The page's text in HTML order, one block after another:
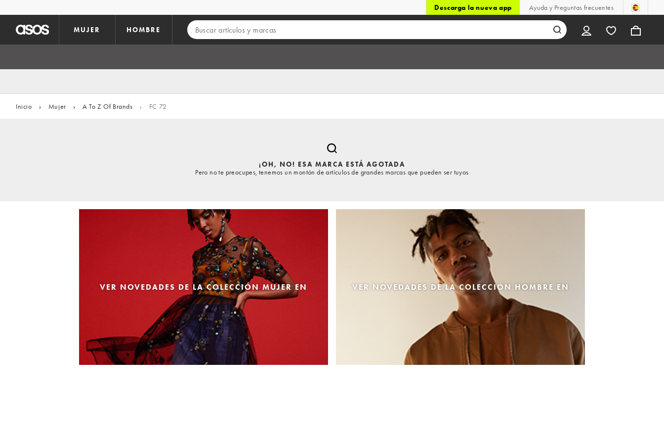
Descarga la nueva app Ayuda y Preguntas frecuentes
MUJER HOMBRE
Inicio › Mujer › A To Z Of Brands › FC 72
¡OH, NO! ESA MARCA ESTÁ AGOTADA
Pero no te preocupes, tenemos un montón de artículos de grandes marcas que pueden ser tuyos
VER NOVEDADES DE LA COLECCIÓN MUJER EN VER NOVEDADES DE LA COLECCIÓN HOMBRE EN